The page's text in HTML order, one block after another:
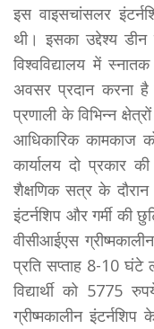
इस वाइसचांसलर
थी। इसका उद्देश्य
विश्वविद्यालय में
अवसर प्रदान करना
प्रणाली के विभिन्न
आधिकारिक कामकाज
कार्यालय दो प्रकार
शैक्षणिक सत्र के
इंटर्नशिप और गर्मी की
वीसीआईएस
प्रति सप्ताह 8-10 घंटे
विद्यार्थी को 5775
ग्रीष्मकालीन